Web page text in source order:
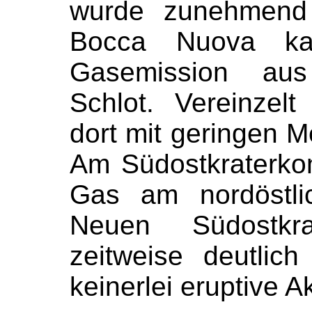
wurde
Bocca Nuova
Gasemission
Schlot.
dort mit geringen
Am
Gas am
Neuen
zeitweise
keinerlei eruptive